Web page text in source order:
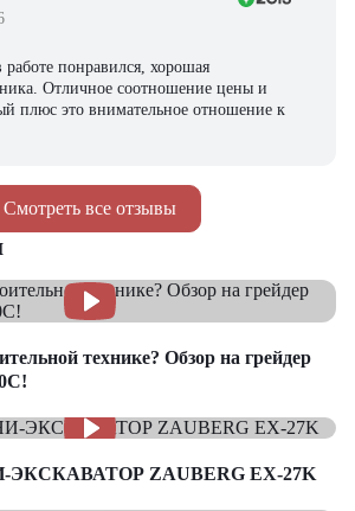
Смотреть все отзывы
понравился, хорошая
Отличное соотношение цены и
плюс это внимательное отношение к
технике? Обзор на грейдер
ZAUBERG EX-27K